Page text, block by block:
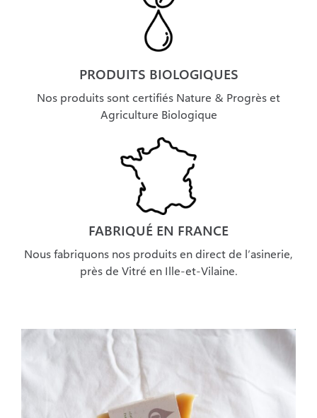
PRODUITS BIOLOGIQUES
Nos produits sont certifiés Nature & Progrès et
Agriculture Biologique
FABRIQUÉ EN FRANCE
Nous fabriquons nos produits en direct de l’asinerie,
près de Vitré en Ille-et-Vilaine.